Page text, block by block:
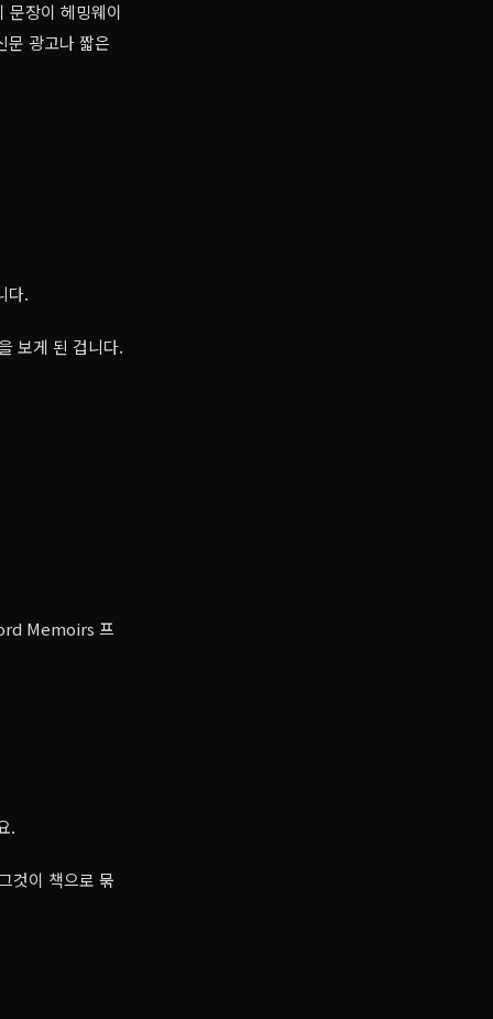
장이 헤밍웨이
문 광고나 짧은
다.
보게 된 겁니다.
Memoirs 프
.
것이 책으로 묶